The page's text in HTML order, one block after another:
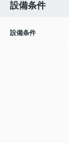
設備条件
設備条件